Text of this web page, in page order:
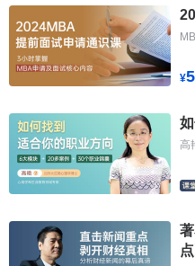
众的多元化教育需求，需要
市场在教育发展的作用，依
教育事业；另一方面，一部
实力的社会团体热衷于投资
我国私立学校在改革开放后
律法规鼓励社会力量办学的
国往往是将民办学校与私立
外的企业
、社会组织和个人
参考文献
¥
高